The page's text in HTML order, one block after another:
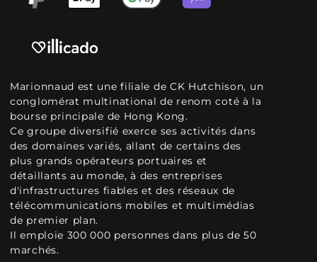
Marionnaud est une filiale de CK Hutchison, un
conglomérat multinational de renom coté à la
bourse principale de Hong Kong.
Ce groupe diversifié exerce ses activités dans
des domaines variés, allant de certains des
plus grands opérateurs portuaires et
détaillants au monde, à des entreprises
d'infrastructures fiables et des réseaux de
télécommunications mobiles et multimédias
de premier plan.
Il emploie 300 000 personnes dans plus de 50
marchés.